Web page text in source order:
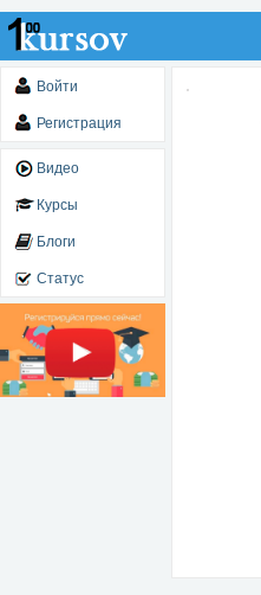
Войти
Регистрация
Видео
Курсы
Блоги
Статус